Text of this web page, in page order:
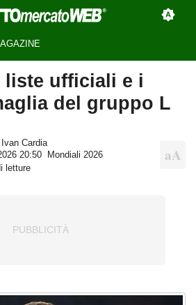
liste ufficiali e i
del gruppo L
Ivan Cardia
20:50
Mondiali 2026
letture